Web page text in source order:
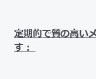
定期的で質の高い
す：